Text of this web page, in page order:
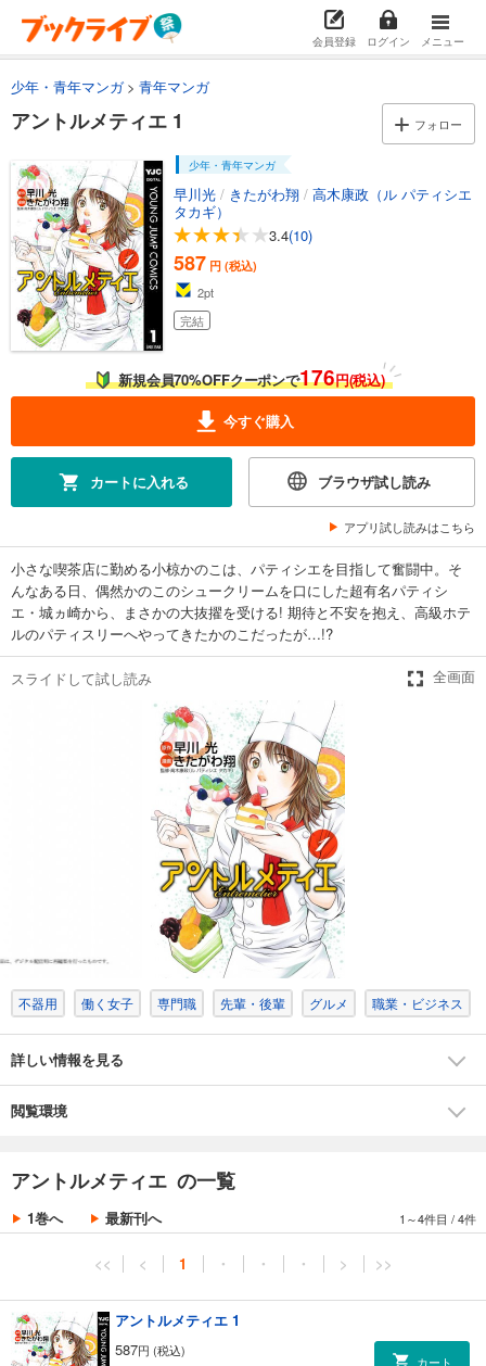
会員登録 ログイン メニュー
少年・青年マンガ 青年マンガ
アントルメティエ 1 フォロー
少年・青年マンガ
早川光 / きたがわ翔 / 高木康政（ル パティシエ
タカギ）
3.4(10)
587 円 (税込)
2pt
完結
新規会員70%OFFクーポンで176円(税込)
今すぐ購入
カートに入れる ブラウザ試し読み
アプリ試し読みはこちら
小さな喫茶店に勤める小椋かのこは、パティシエを目指して奮闘中。そ
んなある日、偶然かのこのシュークリームを口にした超有名パティシ
エ・城ヵ崎から、まさかの大抜擢を受ける! 期待と不安を抱え、高級ホテ
ルのパティスリーへやってきたかのこだったが…!?
スライドして試し読み 全画面
不器用 働く女子 専門職 先輩・後輩 グルメ 職業・ビジネス
詳しい情報を見る
閲覧環境
アントルメティエ の一覧
1巻へ 最新刊へ 1～4件目 /4件
<< < 1 ・ ・ ・ > >>
アントルメティエ 1
587円 (税込)
カート